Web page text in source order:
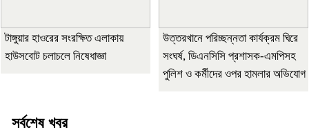
টাঙ্গুয়ার হাওরের সংরক্ষিত এলাকায়
হাউসবোট চলাচলে নিষেধাজ্ঞা
উত্তরখানে পরিচ্ছন্নতা কার্যক্রম ঘিরে
সংঘর্ষ, ডিএনসিসি প্রশাসক-এমপিসহ
পুলিশ ও কর্মীদের ওপর হামলার অভিযোগ
সর্বশেষ খবর